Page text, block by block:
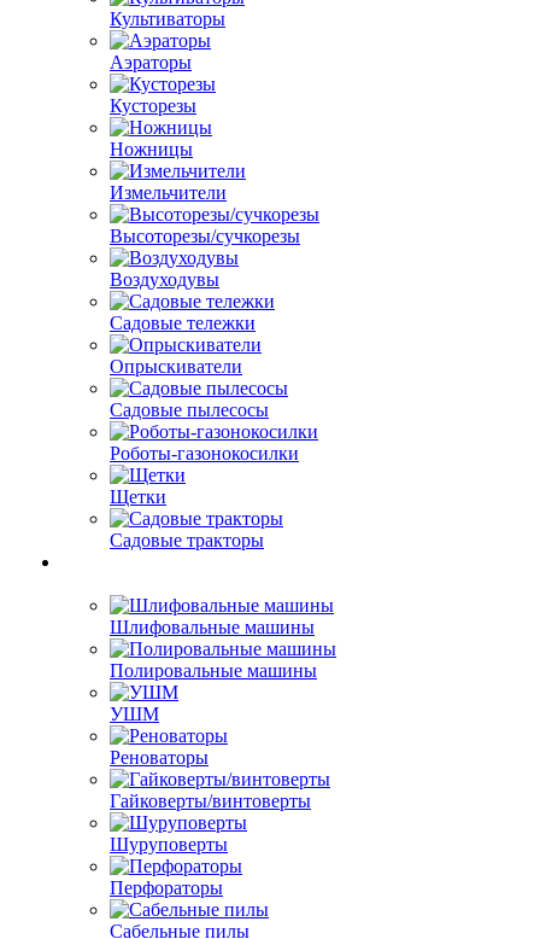
Культиваторы
Аэраторы
Кусторезы
Ножницы
Измельчители
Высоторезы/сучкорезы
Воздуходувы
Садовые тележки
Опрыскиватели
Садовые пылесосы
Роботы-газонокосилки
Щетки
Садовые тракторы
Шлифовальные машины
Полировальные машины
УШМ
Реноваторы
Гайковерты/винтоверты
Шуруповерты
Перфораторы
Сабельные пилы